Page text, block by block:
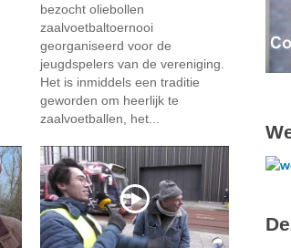
bezocht oliebollen
zaalvoetbaltoernooi
georganiseerd voor de
jeugdspelers van de vereniging.
Het is inmiddels een traditie
geworden om heerlijk te
zaalvoetballen, het...